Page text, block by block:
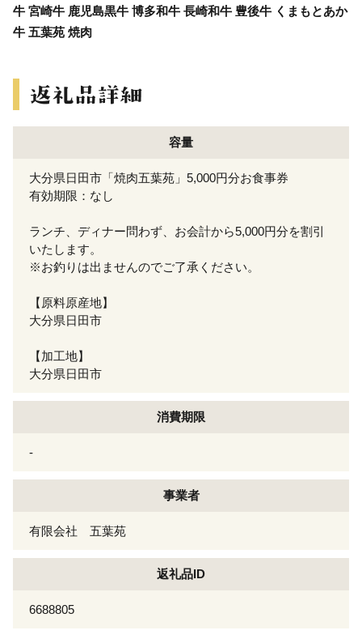
牛 宮崎牛 鹿児島黒牛 博多和牛 長崎和牛 豊後牛 くまもとあか
牛 五葉苑 焼肉
容量
大分県日田市「焼肉五葉苑」5,000円分お食事券
有効期限：なし
ランチ、ディナー問わず、お会計から5,000円分を割引
いたします。
※お釣りは出ませんのでご了承ください。
【原料原産地】
大分県日田市
【加工地】
大分県日田市
消費期限
-
事業者
有限会社 五葉苑
返礼品ID
6688805